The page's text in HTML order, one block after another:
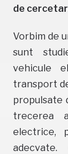
de
Vorbim de
sunt
vehicule
transport
propulsate
trecerea
electrice,
adecvate.